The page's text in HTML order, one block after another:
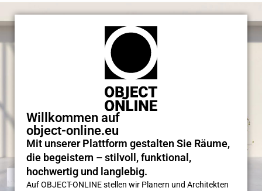
Willkommen auf
object-online.eu
Mit unserer Plattform gestalten Sie Räume,
die begeistern – stilvoll, funktional,
hochwertig und langlebig.
Auf OBJECT-ONLINE stellen wir Planern und Architekten